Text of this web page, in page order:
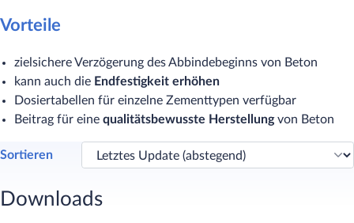
Vorteile
zielsichere Verzögerung des Abbindebeginns von Beton
kann auch die Endfestigkeit erhöhen
Dosiertabellen für einzelne Zementtypen verfügbar
Beitrag für eine qualitätsbewusste Herstellungvon Beton
Sortieren
Downloads